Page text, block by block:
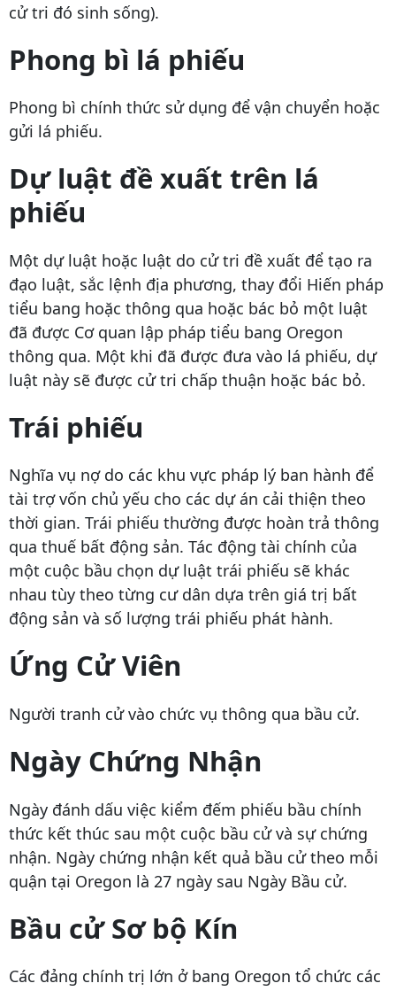
cử tri đó sinh sống).
Phong bì lá phiếu
Phong bì chính thức sử dụng để vận chuyển hoặc
gửi lá phiếu.
Dự luật đề xuất trên lá
phiếu
Một dự luật hoặc luật do cử tri đề xuất để tạo ra
đạo luật, sắc lệnh địa phương, thay đổi Hiến pháp
tiểu bang hoặc thông qua hoặc bác bỏ một luật
đã được Cơ quan lập pháp tiểu bang Oregon
thông qua. Một khi đã được đưa vào lá phiếu, dự
luật này sẽ được cử tri chấp thuận hoặc bác bỏ.
Trái phiếu
Nghĩa vụ nợ do các khu vực pháp lý ban hành để
tài trợ vốn chủ yếu cho các dự án cải thiện theo
thời gian. Trái phiếu thường được hoàn trả thông
qua thuế bất động sản. Tác động tài chính của
một cuộc bầu chọn dự luật trái phiếu sẽ khác
nhau tùy theo từng cư dân dựa trên giá trị bất
động sản và số lượng trái phiếu phát hành.
Ứng Cử Viên
Người tranh cử vào chức vụ thông qua bầu cử.
Ngày Chứng Nhận
Ngày đánh dấu việc kiểm đếm phiếu bầu chính
thức kết thúc sau một cuộc bầu cử và sự chứng
nhận. Ngày chứng nhận kết quả bầu cử theo mỗi
quận tại Oregon là 27 ngày sau Ngày Bầu cử.
Bầu cử Sơ bộ Kín
Các đảng chính trị lớn ở bang Oregon tổ chức các